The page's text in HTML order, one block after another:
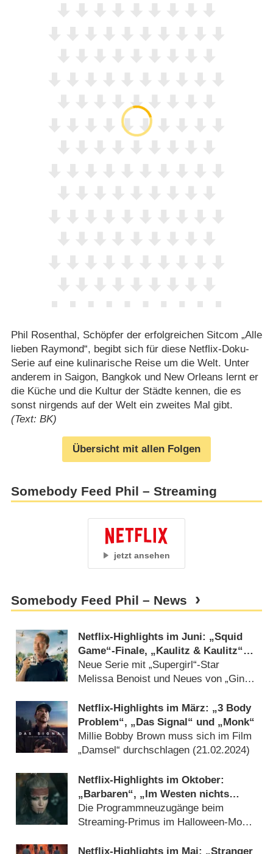
Phil Rosenthal, Schöpfer der erfolgreichen Sitcom „Alle
lieben Raymond“, begibt sich für diese Netflix-Doku-
Serie auf eine kulinarische Reise um die Welt. Unter
anderem in Saigon, Bangkok und New Orleans lernt er
die Küche und die Kultur der Städte kennen, die es
sonst nirgends auf der Welt ein zweites Mal gibt.
(Text: BK)
Übersicht mit allen Folgen
Somebody Feed Phil – Streaming
jetzt ansehen
Somebody Feed Phil – News
Netflix-Highlights im Juni: „Squid
Game“-Finale, „Kaulitz & Kaulitz“
und „FUBAR“ mit Arnold
Schwarzenegger
Neue Serie mit „Supergirl“-Star
Melissa Benoist und Neues von „Ginny
Netflix-Highlights im März: „3 Body
Problem“, „Das Signal“ und „Monk“
Millie Bobby Brown muss sich im Film
„Damsel“ durchschlagen (21.02.2024)
Netflix-Highlights im Oktober:
„Barbaren“, „Im Westen nichts
Neues“ und „The School for Good
and Evil“
Die Programmneuzugänge beim
Streaming-Primus im Halloween-Monat
Netflix-Highlights im Mai: „Stranger